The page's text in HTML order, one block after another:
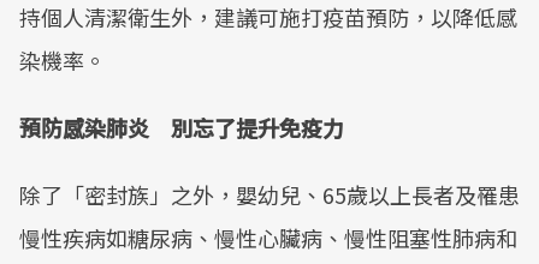
持個人清潔衛生外，建議可施打疫苗預防，以降低感
染機率。
預防感染肺炎 別忘了提升免疫力
除了「密封族」之外，嬰幼兒、65歲以上長者及罹患
慢性疾病如糖尿病、慢性心臟病、慢性阻塞性肺病和